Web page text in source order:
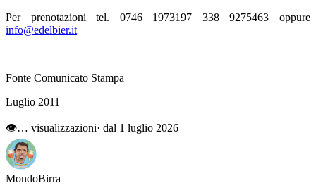
Per prenotazioni tel. 0746 1973197 338 9275463 oppure
info@edelbier.it
Fonte Comunicato Stampa
Luglio 2011
👁… visualizzazioni· dal 1 luglio 2026
MondoBirra